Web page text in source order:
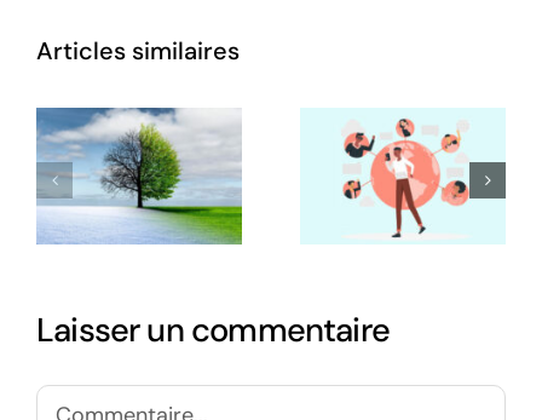
Articles similaires
Laisser un commentaire
Commentaire